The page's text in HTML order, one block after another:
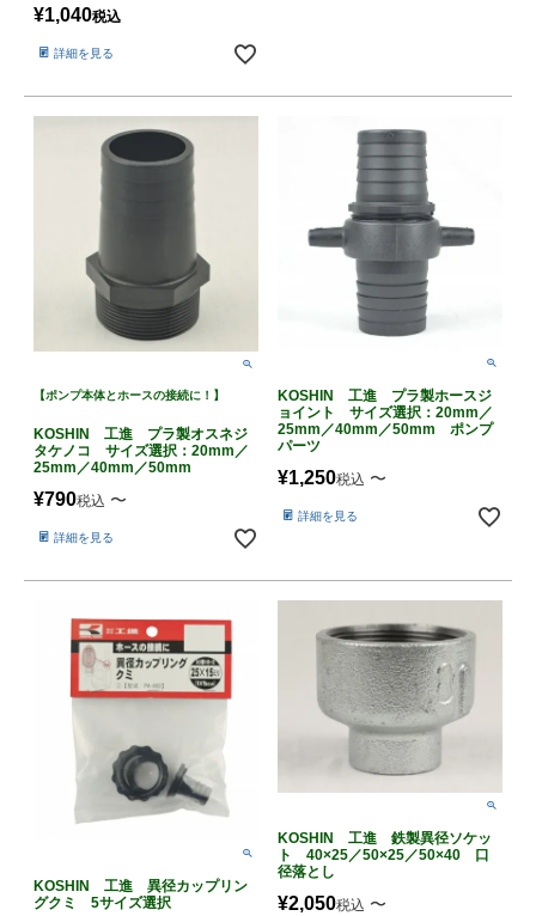
¥1,040税込
詳細を見る
【ポンプ本体とホースの接続に！】
KOSHIN 工進 プラ製オスネジ
タケノコ サイズ選択：20mm／
25mm／40mm／50mm
¥790税込 〜
詳細を見る
KOSHIN 工進 プラ製ホースジ
ョイント サイズ選択：20mm／
25mm／40mm／50mm ポンプ
パーツ
¥1,250税込 〜
詳細を見る
KOSHIN 工進 異径カップリン
グクミ 5サイズ選択
KOSHIN 工進 鉄製異径ソケッ
ト 40×25／50×25／50×40 口
径落とし
¥2,050税込 〜